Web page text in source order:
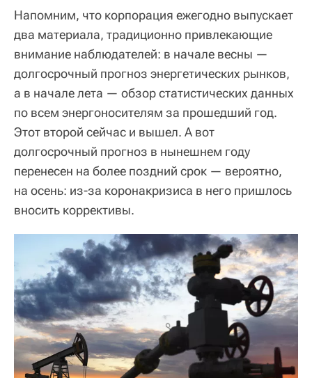
Напомним, что корпорация ежегодно выпускает
два материала, традиционно привлекающие
внимание наблюдателей: в начале весны —
долгосрочный прогноз энергетических рынков,
а в начале лета — обзор статистических данных
по всем энергоносителям за прошедший год.
Этот второй сейчас и вышел. А вот
долгосрочный прогноз в нынешнем году
перенесен на более поздний срок — вероятно,
на осень: из-за коронакризиса в него пришлось
вносить коррективы.